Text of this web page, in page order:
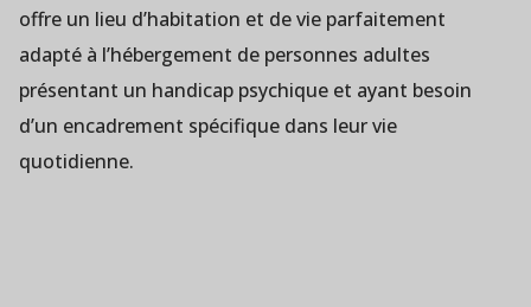
offre un lieu d’habitation et de vie parfaitement
adapté à l’hébergement de personnes adultes
présentant un handicap psychique et ayant besoin
d’un encadrement spécifique dans leur vie
quotidienne.